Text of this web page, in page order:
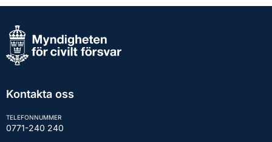
Kontakta oss
TELEFONNUMMER
0771-240 240